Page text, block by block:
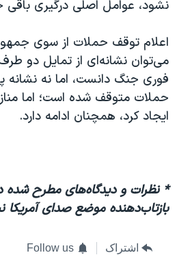
نشود، عوامل اصلی درگیری باقی
اعلام توقف حملات از سوی
می‌توان نشانه‌ای از تمایل دو
فوری جنگ دانست، اما نه نشانه
حملات متوقف شده است؛ اما
ایجاد کرد، همچنان ادامه دارد.
* نظرات و دیدگاه‌های مطرح شده در
بازتاب‌دهنده موضع صدای
اشتراک Follow us